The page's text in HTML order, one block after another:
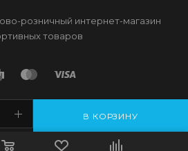
В КОРЗИНУ
розничный интернет-магазин
товаров